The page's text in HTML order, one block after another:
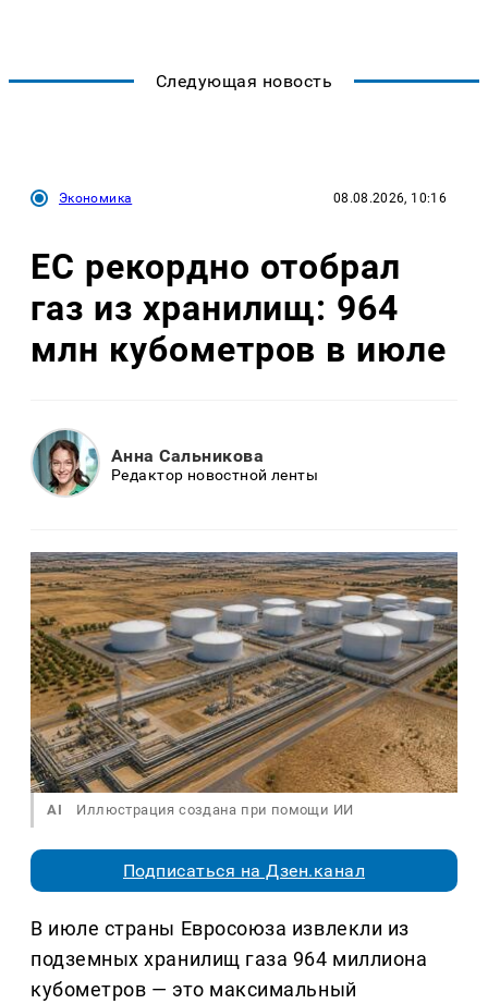
Следующая новость
Экономика 08.08.2026, 10:16
ЕС рекордно отобрал
газ из хранилищ: 964
млн кубометров в июле
Анна Сальникова
Редактор новостной ленты
AI Иллюстрация создана при помощи ИИ
Подписаться на Дзен.канал
В июле страны Евросоюза извлекли из
подземных хранилищ газа 964 миллиона
кубометров — это максимальный